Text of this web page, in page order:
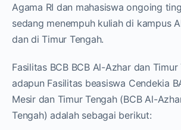
Agama RI dan mahasiswa ongoing
sedang menempuh kuliah di kampus
dan di Timur Tengah.
Fasilitas BCB BCB Al-Azhar dan Timur
adapun Fasilitas beasiswa Cendekia
Mesir dan Timur Tengah (BCB Al-
Tengah) adalah sebagai berikut: